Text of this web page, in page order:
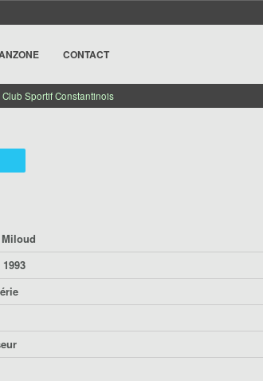
CONTACT
Sportif Constantinois
1993